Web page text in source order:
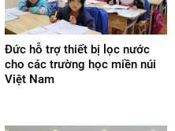
Đức hỗ trợ thiết bị lọc nước
cho các trường học miền núi
Việt Nam